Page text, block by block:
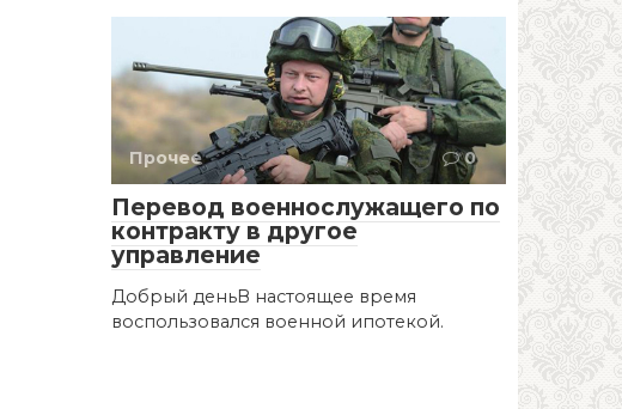
Прочее 0
Перевод военнослужащего по
контракту в другое
управление
Добрый деньВ настоящее время
воспользовался военной ипотекой.